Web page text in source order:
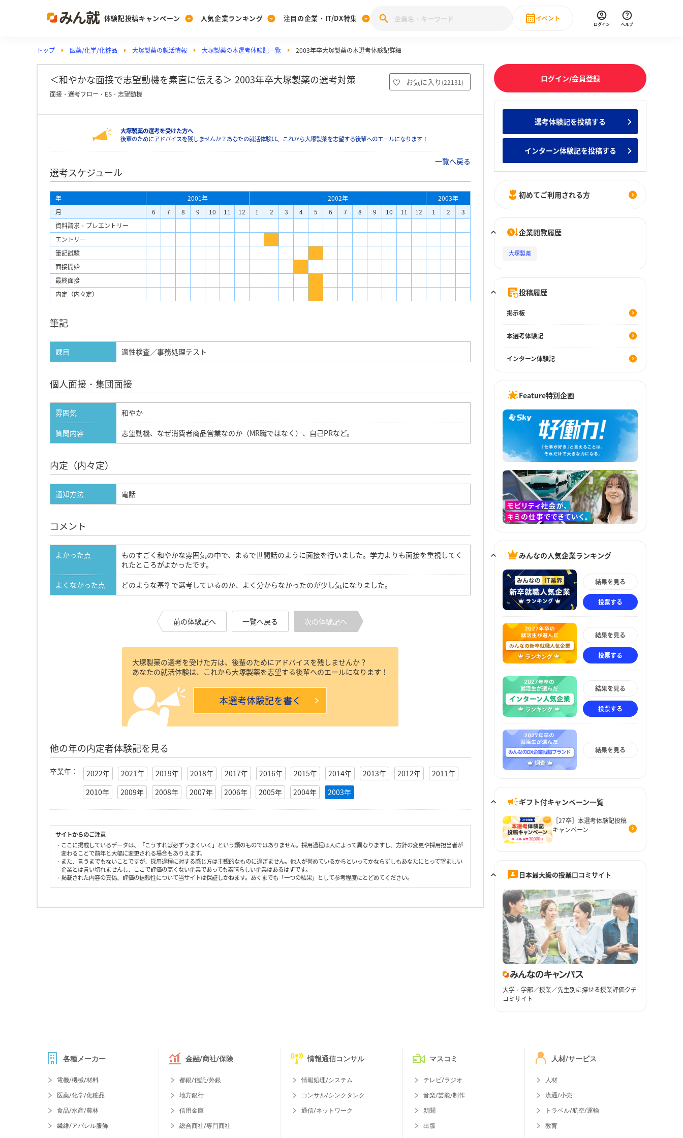
体験記投稿キャンペーン
Post
投稿する
[27卒] 本選考体験記投稿キャンペーン
人気企業ランキング
Ranking
ランキングを見る
みんなのDX企業就職ブランド調査
Vote
投票する
みんなの新卒就職人気企業ランキング みんなのインターン人気企業ランキ
注目の企業・IT/DX特集
PickUp
注目の企業特集
28卒 IT・DX現場社員インタビュー
イベント
直近のイベント一覧
ログイン ヘルプ
トップ 医薬/化学/化粧品 大塚製薬の就活情報 大塚製薬の本選考体験記一覧 2003年卒大塚製薬の本選考体験記詳細
＜和やかな面接で志望動機を素直に伝える＞ 2003年卒大塚製薬の選考対策 お気に入り (22131)
面接・選考フロー・ES・志望動機
大塚製薬の選考を受けた方へ
後輩のためにアドバイスを残しませんか？あなたの就活体験は、これから大塚製薬を志望する後輩へのエールになります！
一覧へ戻る
選考スケジュール
年 2001年 2002年
2003年
月
6 7 8 9 10 11 12 1 2 3 4 5 6 7 8 9 10 11 12 1 2
3
資料請求・プレエントリー
エントリー
筆記試験
面接開始
最終面接
内定（内々定）
筆記
課目 適性検査／事務処理テスト
個人面接・集団面接
雰囲気
和やか
質問内容
志望動機、なぜ消費者商品営業なのか（MR職ではなく）、自己PRなど。
内定（内々定）
通知方法 電話
コメント
よかった点
ものすごく和やかな雰囲気の中で、まるで世間話のように面接を行いました。学力よりも面接を重視してく
れたところがよかったです。
よくなかった点
どのような基準で選考しているのか、よく分からなかったのが少し気になりました。
前の体験記へ 一覧へ戻る 次の体験記へ
大塚製薬の選考を受けた方は、後輩のためにアドバイスを残しませんか？
あなたの就活体験は、これから大塚製薬を志望する後輩へのエールになります！
本選考体験記を書く
他の年の内定者体験記を見る
卒業年： 2022年 2021年 2019年 2018年 2017年 2016年 2015年 2014年 2013年 2012年
2011年
2010年
2009年 2008年 2007年 2006年 2005年 2004年 2003年
サイトからのご注意
・ここに掲載しているデータは、「こうすれば必ずうまくいく」という類のものではありません。採用過程は人によって異なりますし、方針の変更や採用担当者が
変わることで前年と大幅に変更される場合もありえます。
・また、言うまでもないことですが、採用過程に対する感じ方は主観的なものに過ぎません。他人が誉めているからといってかならずしもあなたにとって望ましい
企業とは言い切れませんし、ここで評価の高くない企業であっても素晴らしい企業はあるはずです。
・掲載された内容の真偽、評価の信頼性について当サイトは保証しかねます。あくまでも「一つの結果」として参考程度にとどめてください。
ログイン/会員登録
選考体験記を投稿する
インターン体験記を投稿する
初めてご利用される方
企業閲覧履歴
大塚製薬
投稿履歴
掲示板
本選考体験記
インターン体験記
Feature特別企画
みんなの人気企業ランキング
結果を見る
投票する
結果を見る
投票する
結果を見る
投票する
結果を見る
ギフト付キャンペーン一覧
［27卒］本選考体験記投稿
キャンペーン
日本最大級の授業口コミサイト
大学・学部／授業／先生別に探せる授業評価クチ
コミサイト
各種メーカー
電機/機械/材料
医薬/化学/化粧品
食品/水産/農林
繊維/アパレル服飾
金融/商社/保険
都銀/信託/外銀
地方銀行
信用金庫
総合商社/専門商社
情報通信コンサル
情報処理/システム
コンサル/シンクタンク
通信/ネットワーク
マスコミ
テレビ/ラジオ
音楽/芸能/制作
新聞
出版
人材/サービス
人材
流通/小売
トラベル/航空/運輸
教育